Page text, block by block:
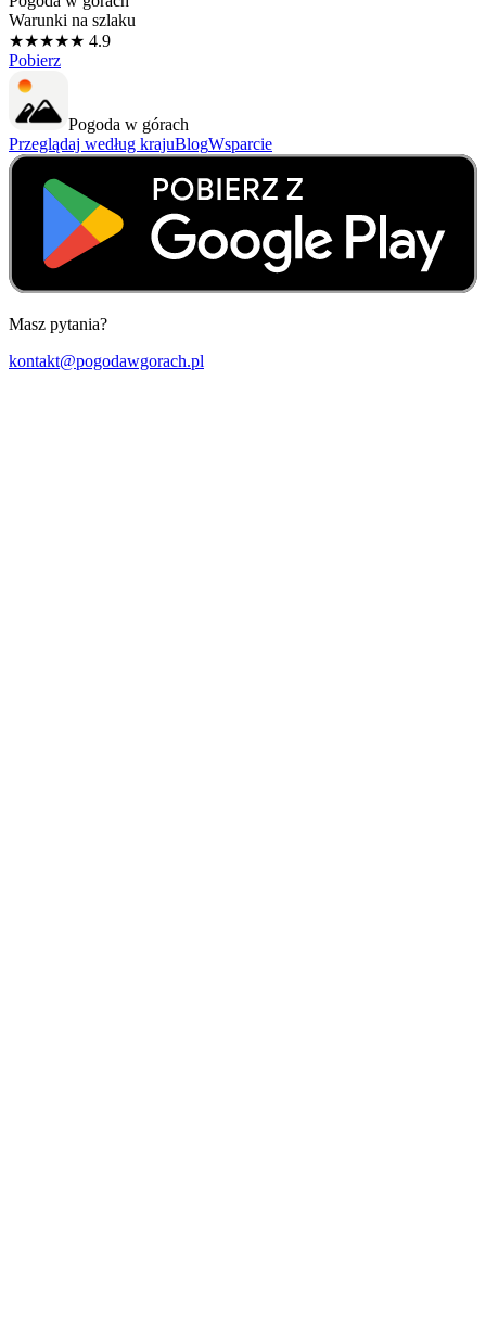
Warunki na szlaku
★★★★★ 4.9
Pobierz
Pogoda w górach
Przeglądaj według krajuBlogWsparcie
Masz pytania?
kontakt@pogodawgorach.pl